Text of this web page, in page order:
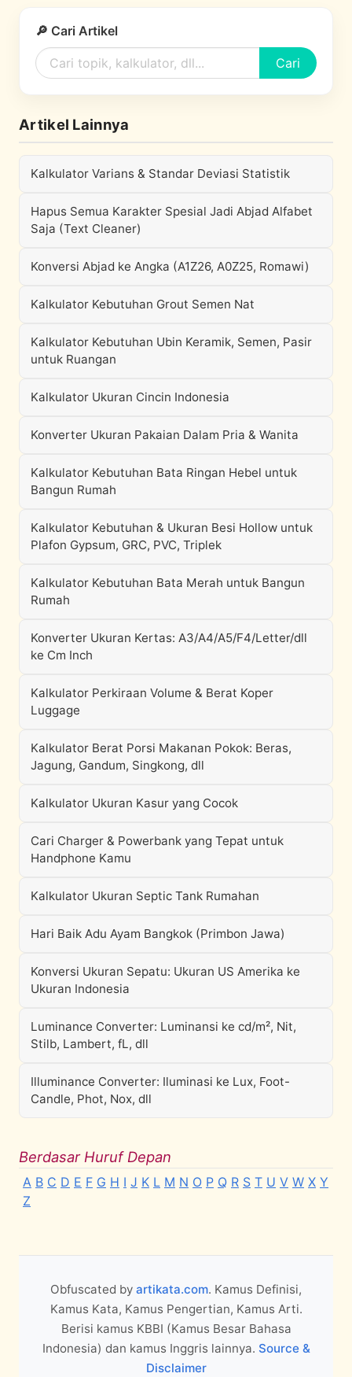
🔎 Cari Artikel
Cari
Artikel Lainnya
Kalkulator Varians & Standar Deviasi Statistik
Hapus Semua Karakter Spesial Jadi Abjad Alfabet
Saja (Text Cleaner)
Konversi Abjad ke Angka (A1Z26, A0Z25, Romawi)
Kalkulator Kebutuhan Grout Semen Nat
Kalkulator Kebutuhan Ubin Keramik, Semen, Pasir
untuk Ruangan
Kalkulator Ukuran Cincin Indonesia
Konverter Ukuran Pakaian Dalam Pria & Wanita
Kalkulator Kebutuhan Bata Ringan Hebel untuk
Bangun Rumah
Kalkulator Kebutuhan & Ukuran Besi Hollow untuk
Plafon Gypsum, GRC, PVC, Triplek
Kalkulator Kebutuhan Bata Merah untuk Bangun
Rumah
Konverter Ukuran Kertas: A3/A4/A5/F4/Letter/dll
ke Cm Inch
Kalkulator Perkiraan Volume & Berat Koper
Luggage
Kalkulator Berat Porsi Makanan Pokok: Beras,
Jagung, Gandum, Singkong, dll
Kalkulator Ukuran Kasur yang Cocok
Cari Charger & Powerbank yang Tepat untuk
Handphone Kamu
Kalkulator Ukuran Septic Tank Rumahan
Hari Baik Adu Ayam Bangkok (Primbon Jawa)
Konversi Ukuran Sepatu: Ukuran US Amerika ke
Ukuran Indonesia
Luminance Converter: Luminansi ke cd/m², Nit,
Stilb, Lambert, fL, dll
Illuminance Converter: Iluminasi ke Lux, Foot-
Candle, Phot, Nox, dll
Berdasar Huruf Depan
A B C D E F G H I J K L M N O P Q R S T U V W X Y
Z
Obfuscated by artikata.com. Kamus Definisi,
Kamus Kata, Kamus Pengertian, Kamus Arti.
Berisi kamus KBBI (Kamus Besar Bahasa
Indonesia) dan kamus Inggris lainnya. Source &
Disclaimer